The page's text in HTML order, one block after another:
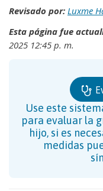
Revisado por: Luxme
Esta página fue
2025 12:45 p. m.
Use este
para evaluar la
hijo, si es
medidas